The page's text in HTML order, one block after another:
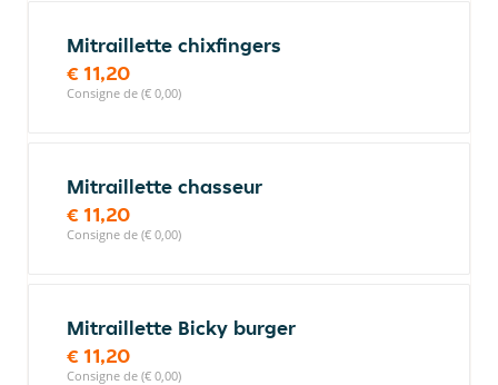
Mitraillette chixfingers
€ 11,20
Consigne de (€ 0,00)
Mitraillette chasseur
€ 11,20
Consigne de (€ 0,00)
Mitraillette Bicky burger
€ 11,20
Consigne de (€ 0,00)